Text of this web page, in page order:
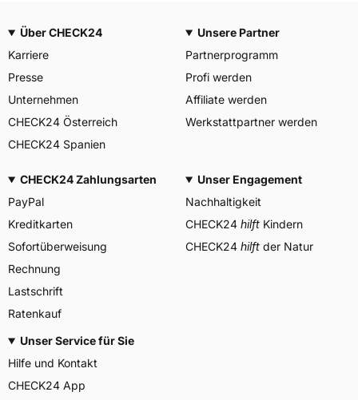
Allgemeine Produktsicherheit (GPSR)
Herstellerkontakt
PIRELLI TYRE SPA, Viale
Piero e Alberto Pirelli 25
20126 Milano Italien,
consumer.support@pirelli.co
Über CHECK24
Karriere
Presse
Unternehmen
CHECK24 Österreich
CHECK24 Spanien
Unsere Partner
Partnerprogramm
Profi werden
Affiliate werden
Werkstattpartner werden
CHECK24 Zahlungsarten
PayPal
Kreditkarten
Sofortüberweisung
Rechnung
Lastschrift
Ratenkauf
Unser Engagement
Nachhaltigkeit
CHECK24 hilft Kindern
CHECK24 hilft der Natur
Unser Service für Sie
Hilfe und Kontakt
CHECK24 App